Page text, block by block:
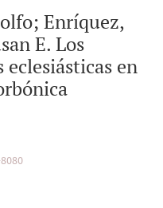
Enríquez,
E. Los
eclesiásticas en